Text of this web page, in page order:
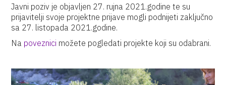
Javni poziv je objavljen 27. rujna 2021.godine te su
prijavitelji svoje projektne prijave mogli podnijeti zaključno
sa 27. listopada 2021.godine.
Na poveznici možete pogledati projekte koji su odabrani.